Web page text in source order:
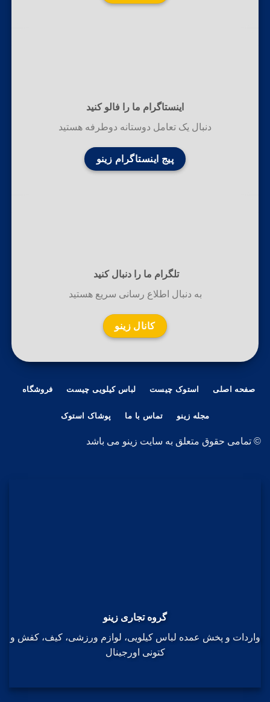
اینستاگرام ما را فالو کنید
دنبال یک تعامل دوستانه دوطرفه هستید
پیج اینستاگرام زینو
تلگرام ما را دنبال کنید
به دنبال اطلاع رسانی سریع هستید
کانال زینو
صفحه اصلی استوک چیست لباس کیلویی چیست فروشگاه
مجله زینو تماس با ما پوشاک استوک
© تمامی حقوق متعلق به سایت زینو می باشد
گروه تجاری زینو
واردات و پخش عمده لباس کیلویی، لوازم ورزشی، کیف، کفش و
کتونی اورجینال